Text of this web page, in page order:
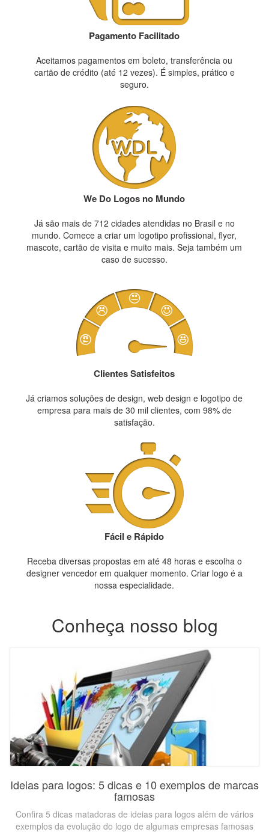
Pagamento Facilitado
Aceitamos pagamentos em boleto, transferência ou
cartão de crédito (até 12 vezes). É simples, prático e
seguro.
We Do Logos no Mundo
Já são mais de 712 cidades atendidas no Brasil e no
mundo. Comece a criar um logotipo profissional, flyer,
mascote, cartão de visita e muito mais. Seja também um
caso de sucesso.
Clientes Satisfeitos
Já criamos soluções de design, web design e logotipo de
empresa para mais de 30 mil clientes, com 98% de
satisfação.
Fácil e Rápido
Receba diversas propostas em até 48 horas e escolha o
designer vencedor em qualquer momento. Criar logo é a
nossa especialidade.
Conheça nosso blog
Ideias para logos: 5 dicas e 10 exemplos de marcas
famosas
Confira 5 dicas matadoras de ideias para logos além de vários
exemplos da evolução do logo de algumas empresas famosas